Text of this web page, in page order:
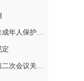
湖南省实施《中华人民共和国未成年人保护法》若干规定
定
湖南省第十四届人民代表大会第二次会议关于湖南省人民代表大会常务委员会工作报告的决议